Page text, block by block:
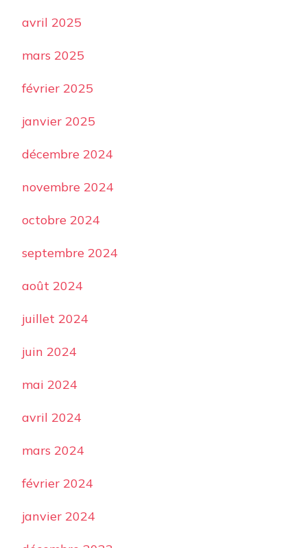
avril 2025
mars 2025
février 2025
janvier 2025
décembre 2024
novembre 2024
octobre 2024
septembre 2024
août 2024
juillet 2024
juin 2024
mai 2024
avril 2024
mars 2024
février 2024
janvier 2024